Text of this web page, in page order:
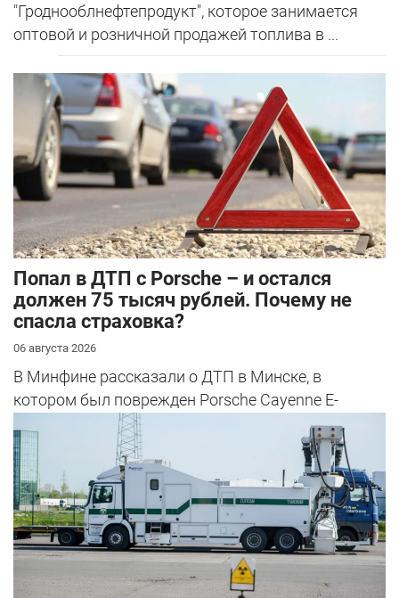
"Гроднооблнефтепродукт", которое занимается
оптовой и розничной продажей топлива в ...
​Попал в ДТП с Porsche – и остался
должен 75 тысяч рублей. Почему не
спасла страховка?
06 августа 2026
В Минфине рассказали о ДТП в Минске, в
котором был поврежден Porsche Cayenne E-